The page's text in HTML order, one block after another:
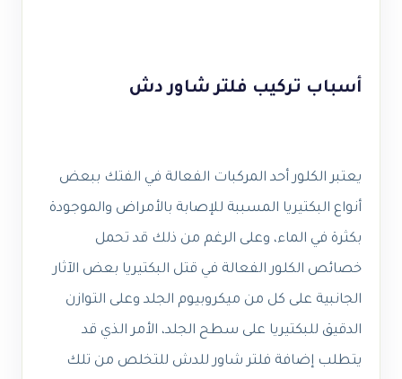
أسباب تركيب فلتر شاور دش
يعتبر الكلور أحد المركبات الفعالة في الفتك ببعض
أنواع البكتيريا المسببة للإصابة بالأمراض والموجودة
بكثرة في الماء، وعلى الرغم من ذلك قد تحمل
خصائص الكلور الفعالة في قتل البكتيريا بعض الآثار
الجانبية على كل من ميكروبيوم الجلد وعلى التوازن
الدقيق للبكتيريا على سطح الجلد، الأمر الذي قد
يتطلب إضافة فلتر شاور للدش للتخلص من تلك